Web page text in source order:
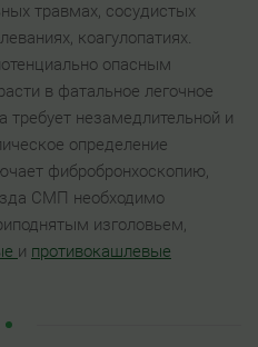
травмах, сосудистых
коагулопатиях.
опасным
в фатальное легочное
требует незамедлительной и
определение
фибробронхоскопию,
СМП необходимо
изголовьем,
и противокашлевые